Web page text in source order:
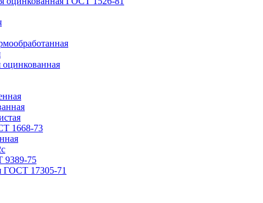
оцинкованная
1668-73
9389-75
ГОСТ 17305-71